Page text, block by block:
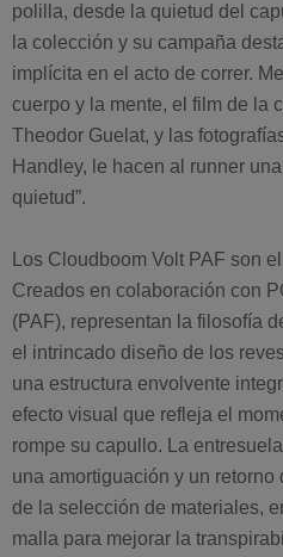
polilla, desde la quietud del
la colección y su campaña
implícita en el acto de correr.
cuerpo y la mente, el film de la
Theodor Guelat, y las
Handley, le hacen al runner
quietud”.
Los Cloudboom Volt PAF son
Creados en colaboración con
(PAF), representan la filosofía
el intrincado diseño de los
una estructura envolvente
efecto visual que refleja el
rompe su capullo. La
una amortiguación y un
de la selección de materiales,
malla para mejorar la